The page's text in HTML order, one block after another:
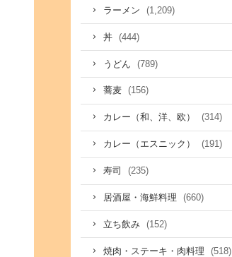
ラーメン (1,209)
丼 (444)
うどん (789)
蕎麦 (156)
カレー（和、洋、欧） (314)
カレー（エスニック） (191)
寿司 (235)
居酒屋・海鮮料理 (660)
立ち飲み (152)
焼肉・ステーキ・肉料理 (518)